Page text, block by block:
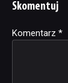
Skomentuj
Komentarz *
Alternative: